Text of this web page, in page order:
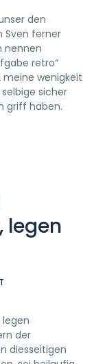
den
Sven ferner
nennen
retro“
wenigkeit
sicher
griff haben.
legen
legen
der
diesseitigen